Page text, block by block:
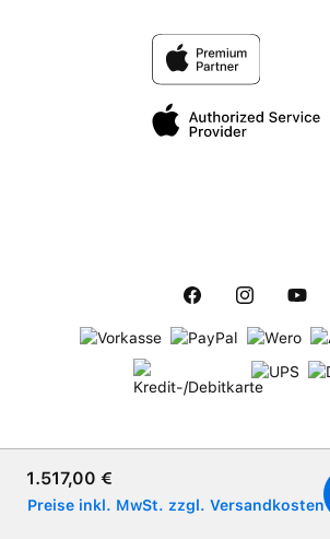
Verkaufspreis:
1.517,00 €
Preise inkl. MwSt. zzgl. Versandkosten